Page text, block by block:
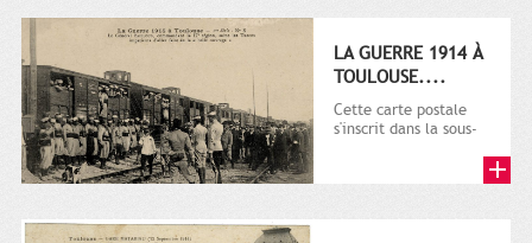
LA GUERRE 1914 À
TOULOUSE....
Cette carte postale
s'inscrit dans la sous-
plusieurs milliers de...